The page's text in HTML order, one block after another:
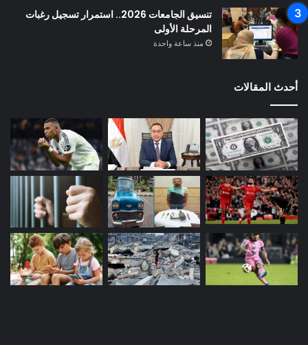
تنسيق الجامعات 2026.. استمرار تسجيل رغبات
المرحلة الأولى
منذ ساعة واحدة
أحدث المقالات